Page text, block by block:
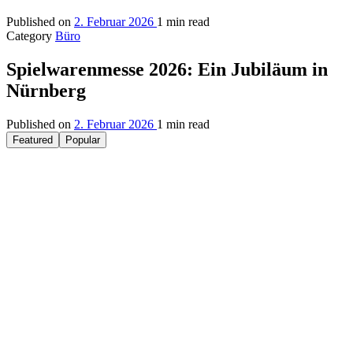
Published on 2. Februar 2026 1 min read
Category Büro
Spielwarenmesse 2026: Ein Jubiläum in
Nürnberg
Published on 2. Februar 2026 1 min read
Featured Popular